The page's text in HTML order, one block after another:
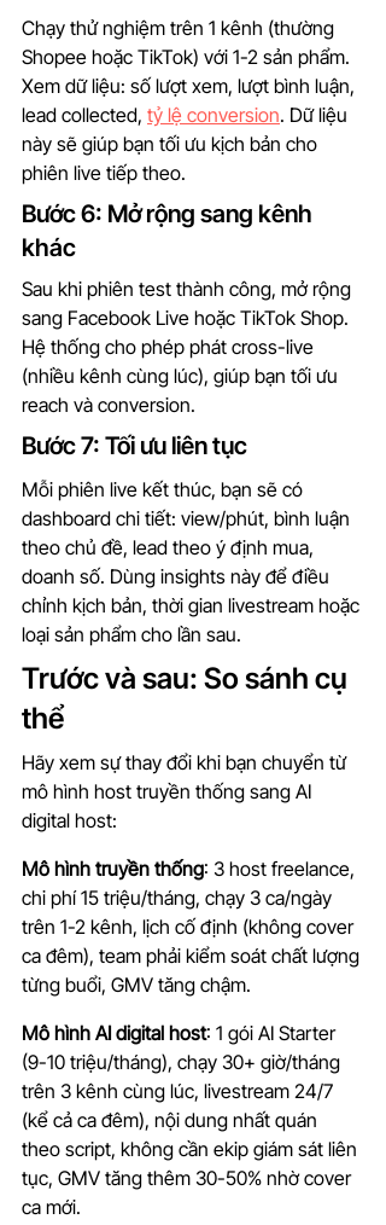
Chạy thử nghiệm trên 1 kênh (thường
Shopee hoặc TikTok) với 1-2 sản phẩm.
Xem dữ liệu: số lượt xem, lượt bình luận,
lead collected, tỷ lệ conversion. Dữ liệu
này sẽ giúp bạn tối ưu kịch bản cho
phiên live tiếp theo.
Bước 6: Mở rộng sang kênh
khác
Sau khi phiên test thành công, mở rộng
sang Facebook Live hoặc TikTok Shop.
Hệ thống cho phép phát cross-live
(nhiều kênh cùng lúc), giúp bạn tối ưu
reach và conversion.
Bước 7: Tối ưu liên tục
Mỗi phiên live kết thúc, bạn sẽ có
dashboard chi tiết: view/phút, bình luận
theo chủ đề, lead theo ý định mua,
doanh số. Dùng insights này để điều
chỉnh kịch bản, thời gian livestream hoặc
loại sản phẩm cho lần sau.
Trước và sau: So sánh cụ
thể
Hãy xem sự thay đổi khi bạn chuyển từ
mô hình host truyền thống sang AI
digital host:
Mô hình truyền thống: 3 host freelance,
chi phí 15 triệu/tháng, chạy 3 ca/ngày
trên 1-2 kênh, lịch cố định (không cover
ca đêm), team phải kiểm soát chất lượng
từng buổi, GMV tăng chậm.
Mô hình AI digital host: 1 gói AI Starter
(9-10 triệu/tháng), chạy 30+ giờ/tháng
trên 3 kênh cùng lúc, livestream 24/7
(kể cả ca đêm), nội dung nhất quán
theo script, không cần ekip giám sát liên
tục, GMV tăng thêm 30-50% nhờ cover
ca mới.